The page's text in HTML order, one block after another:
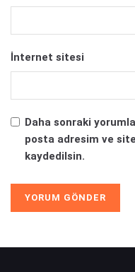
İnternet sitesi
Daha sonraki
posta adresim ve
kaydedilsin.